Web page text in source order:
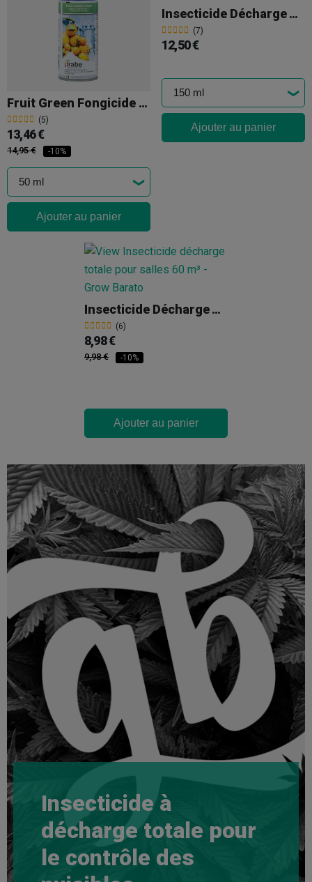
Fruit Green Fongicide Décharge Totale
(5)
13,46 €
14,95 € -10%
Ajouter au panier
Insecticide Décharge Totale AE
(7)
12,50 €
Ajouter au panier
Insecticide Décharge Totale
(6)
8,98 €
9,98 € -10%
Ajouter au panier
Insecticide à
décharge totale pour
le contrôle des